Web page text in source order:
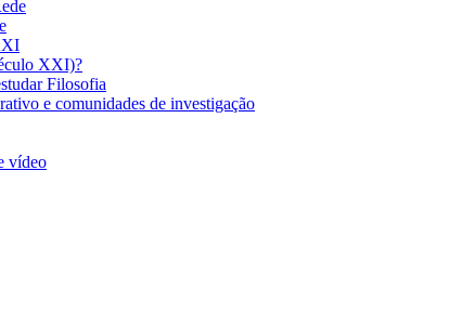
XXI)?
Filosofia
e comunidades de investigação
vídeo